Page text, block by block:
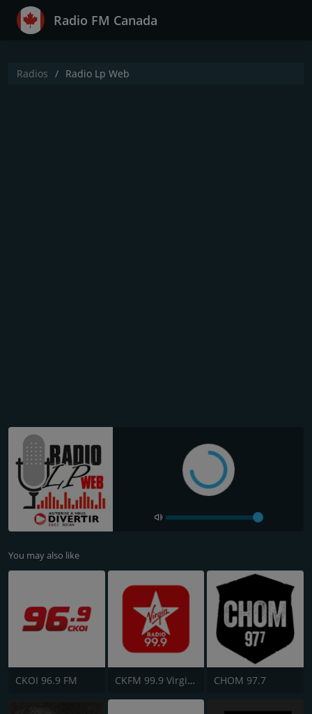
Radio FM Canada
Radios Radio Lp Web
You may also like
CKOI 96.9 FM CKFM 99.9 Virgin Radio Toronto CHOM 97.7